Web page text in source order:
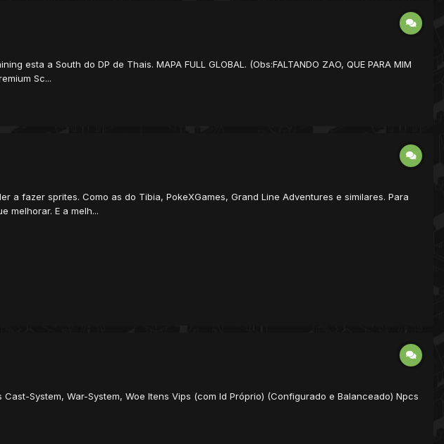
esta a South do DP de Thais. MAPA FULL GLOBAL. (Obs:FALTANDO ZAO, QUE PARA MIM
Sc...
fazer sprites. Como as do Tibia, PokeXGames, Grand Line Adventures e similares. Para
melhorar. E a melh...
System, War-System, Woe Itens Vips (com Id Próprio) (Configurado e Balanceado) Npcs